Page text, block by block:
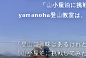
「山小屋泊に
yamanoha登山教室は
「登山に興味はあるけれ
「山小屋泊に挑戦してみ